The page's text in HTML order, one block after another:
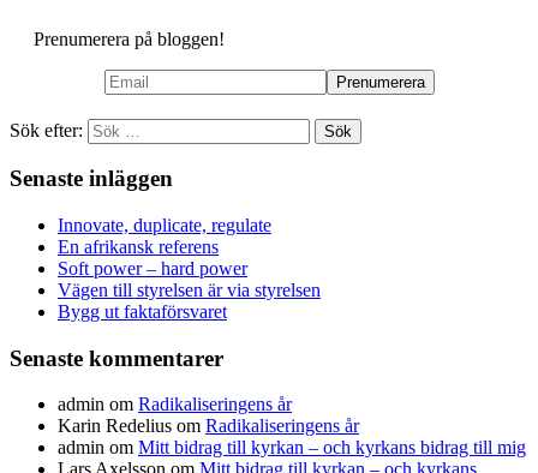
Prenumerera på bloggen!
Sök efter:
Senaste inläggen
Innovate, duplicate, regulate
En afrikansk referens
Soft power – hard power
Vägen till styrelsen är via styrelsen
Bygg ut faktaförsvaret
Senaste kommentarer
admin om Radikaliseringens år
Karin Redelius om Radikaliseringens år
admin om Mitt bidrag till kyrkan – och kyrkans bidrag till mig